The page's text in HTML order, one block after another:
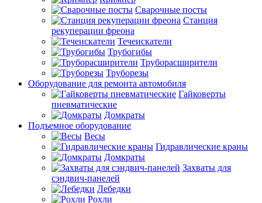
Сварочные посты
Станция
рекуперации фреона
Течеискатели
Трубогибы
Труборасширители
Труборезы
Оборудование для ремонта автомобиля
Гайковерты
пневматические
Домкраты
Подъемное оборудование
Весы
Гидравлические краны
Домкраты
Захваты для
сэндвич-панелей
Лебедки
Рохли